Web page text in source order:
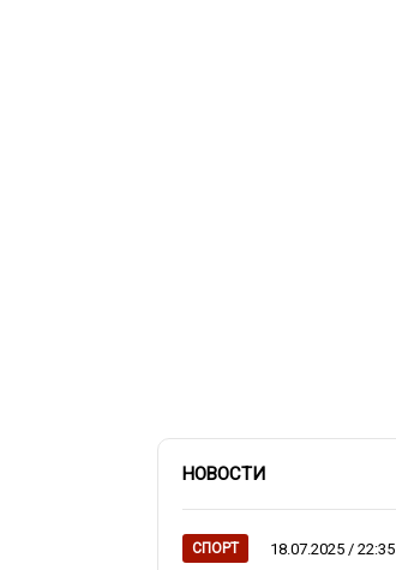
НОВОСТИ
СПОРТ 18.07.2025 / 22:35